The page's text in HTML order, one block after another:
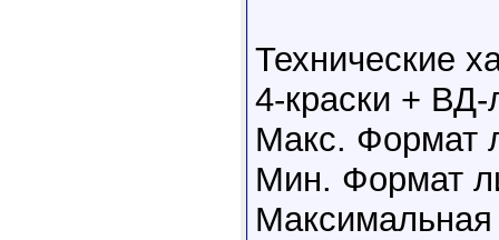
Технические
4-краски + ВД-
Макс. Формат
Мин. Формат
Максимальная